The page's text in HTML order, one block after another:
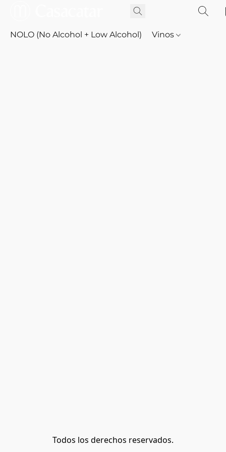
NOLO (No Alcohol + Low Alcohol) Vinos
Todos los derechos reservados.